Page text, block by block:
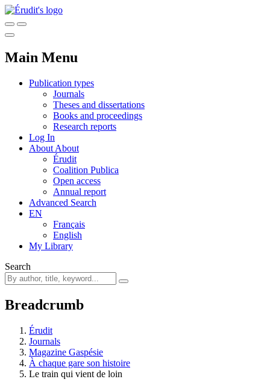
Main Menu
Publication types
Journals
Theses and dissertations
Books and proceedings
Research reports
Log In
About About
Érudit
Coalition Publica
Open access
Annual report
Advanced Search
EN
Français
English
My Library
Search
Breadcrumb
Érudit
Journals
Magazine Gaspésie
À chaque gare son histoire
Le train qui vient de loin